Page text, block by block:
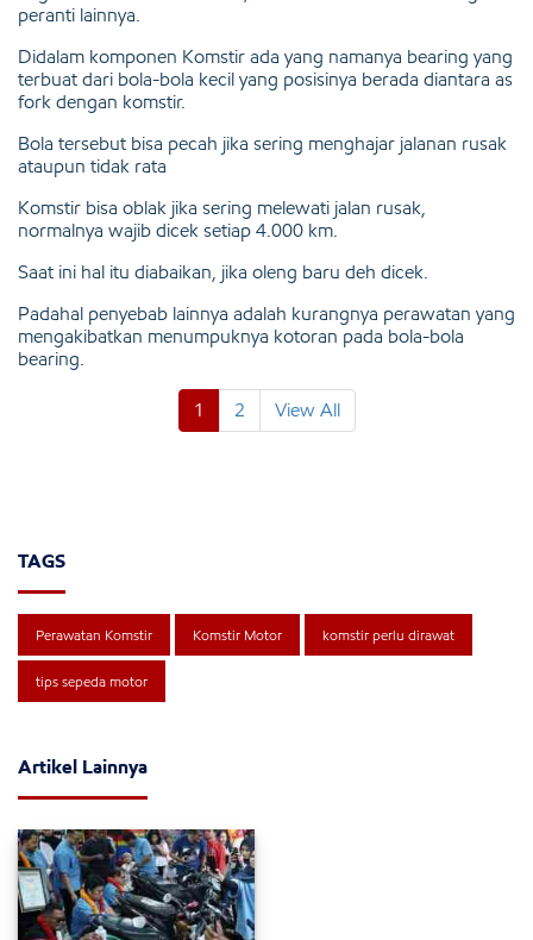
peranti lainnya.
Didalam komponen Komstir ada yang namanya bearing yang
terbuat dari bola-bola kecil yang posisinya berada diantara as
fork dengan komstir.
Bola tersebut bisa pecah jika sering menghajar jalanan rusak
ataupun tidak rata
Komstir bisa oblak jika sering melewati jalan rusak,
normalnya wajib dicek setiap 4.000 km.
Saat ini hal itu diabaikan, jika oleng baru deh dicek.
Padahal penyebab lainnya adalah kurangnya perawatan yang
mengakibatkan menumpuknya kotoran pada bola-bola
bearing.
1 2 View All
TAGS
Perawatan Komstir Komstir Motor komstir perlu dirawat
tips sepeda motor
Artikel Lainnya